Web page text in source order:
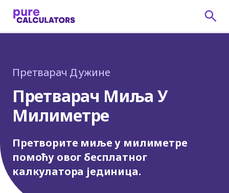
Претварач Дужине
Претварач Миља У
Милиметре
Претворите миље у милиметре
помоћу овог бесплатног
калкулатора јединица.